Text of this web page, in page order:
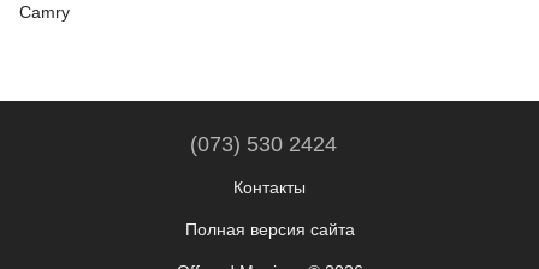
Camry
(073) 530 2424
Контакты
Полная версия сайта